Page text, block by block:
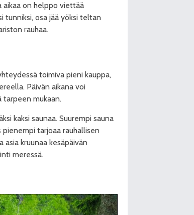
aikaa on helppo viettää
tunniksi, osa jää yöksi teltan
rauhaa.
toimiva pieni kauppa,
Päivän aikana voi
mukaan.
kaksi saunaa. Suurempi sauna
tarjoaa rauhallisen
kruunaa kesäpäivän
meressä.